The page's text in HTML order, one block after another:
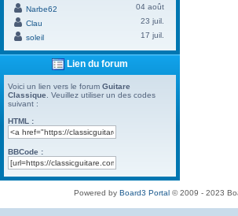
Narbe62
04 août
Clau
23 juil.
soleil
17 juil.
Lien du forum
Voici un lien vers le forum Guitare
Classique . Veuillez utiliser un des codes
suivant :
HTML :
BBCode :
Powered by Board3 Portal© 2009 - 2023